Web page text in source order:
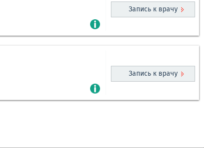
Запись к врачу
Запись к врачу